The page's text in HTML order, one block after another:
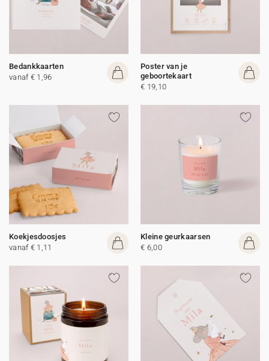
Bedankkaarten
vanaf € 1,96
Poster van je
geboortekaart
€ 19,10
Koekjesdoosjes
vanaf € 1,11
Kleine geurkaarsen
€ 6,00